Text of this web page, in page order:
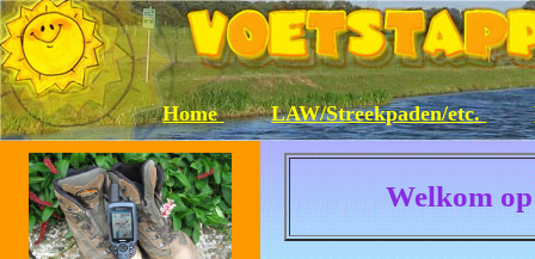
Home LAW/Streekpaden/etc.
Welkom